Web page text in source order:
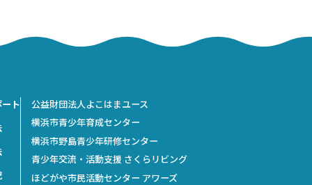
ト
公益財団法人よこはまユース
横浜市青少年育成センター
横浜市野島青少年研修センター
青少年交流・活動支援 さくらリビング
ほどがや市民活動センター アワーズ